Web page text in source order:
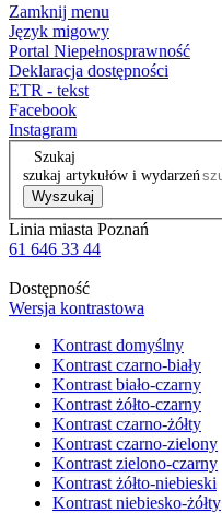
Zamknij menu
Język migowy
Portal Niepełnosprawność
Deklaracja dostępności
ETR - tekst
Facebook
Instagram
Szukaj
szukaj artykułów i wydarzeń
Wyszukaj
Linia miasta Poznań
61 646 33 44
Dostępność
Wersja kontrastowa
Kontrast domyślny
Kontrast czarno-biały
Kontrast biało-czarny
Kontrast żółto-czarny
Kontrast czarno-żółty
Kontrast czarno-zielony
Kontrast zielono-czarny
Kontrast żółto-niebieski
Kontrast niebiesko-żółty